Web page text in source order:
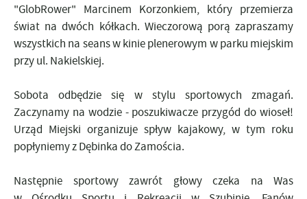
"GlobRower" Marcinem Korzonkiem, który przemierza
świat na dwóch kółkach. Wieczorową porą zapraszamy
wszystkich na seans w kinie plenerowym w parku miejskim
przy ul. Nakielskiej.
Sobota odbędzie się w stylu sportowych zmagań.
Zaczynamy na wodzie - poszukiwacze przygód do wioseł!
Urząd Miejski organizuje spływ kajakowy, w tym roku
popłyniemy z Dębinka do Zamościa.
Następnie sportowy zawrót głowy czeka na Was